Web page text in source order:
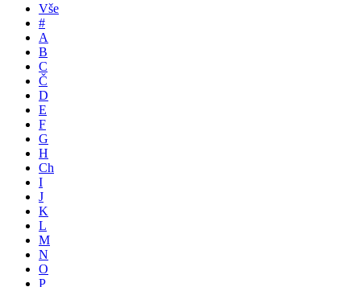
Vše
#
A
B
C
Č
D
E
F
G
H
Ch
I
J
K
L
M
N
O
P